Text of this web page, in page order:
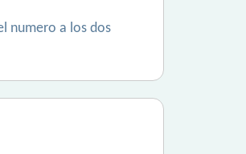
numero a los dos